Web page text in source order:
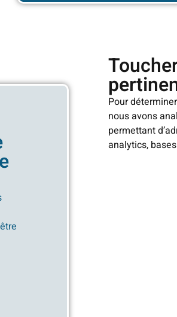
Pour
nous avons
permettant
analytics,